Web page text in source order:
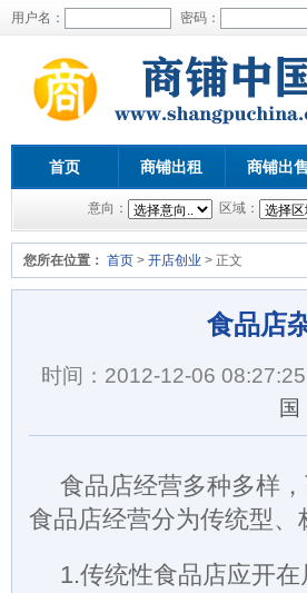
用户名： 密码：
首页 商铺出租 商铺出售
意向： 区域：
您所在位置： 首页 > 开店创业 > 正文
食品店
时间：2012-12-06 08:27:25
国
食品店经营多种多样
食品店经营分为传统型
1.传统性食品店应开